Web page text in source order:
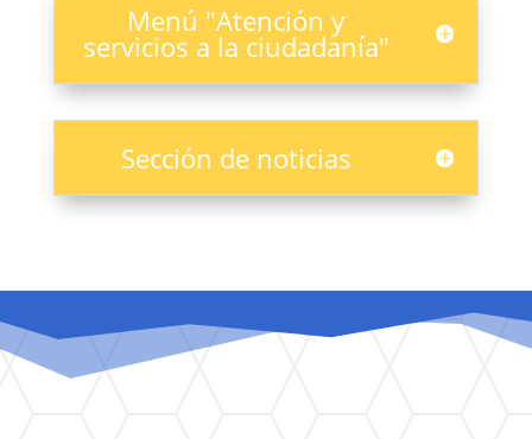
Menú "Atención y
servicios a la ciudadanía"
Sección de noticias